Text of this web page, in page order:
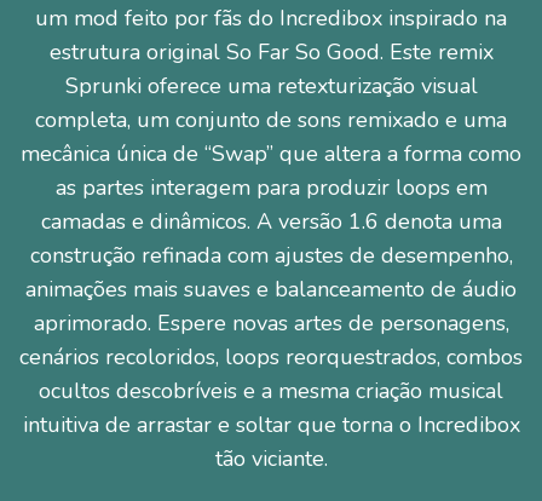
um mod feito por fãs do Incredibox inspirado na
estrutura original So Far So Good. Este remix
Sprunki oferece uma retexturização visual
completa, um conjunto de sons remixado e uma
mecânica única de “Swap” que altera a forma como
as partes interagem para produzir loops em
camadas e dinâmicos. A versão 1.6 denota uma
construção refinada com ajustes de desempenho,
animações mais suaves e balanceamento de áudio
aprimorado. Espere novas artes de personagens,
cenários recoloridos, loops reorquestrados, combos
ocultos descobríveis e a mesma criação musical
intuitiva de arrastar e soltar que torna o Incredibox
tão viciante.